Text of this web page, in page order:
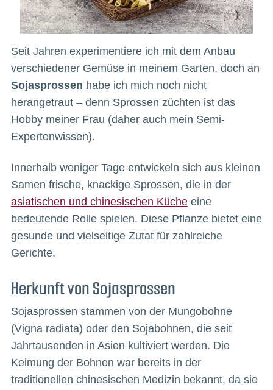
Seit Jahren experimentiere ich mit dem Anbau
verschiedener Gemüse in meinem Garten, doch an
Sojasprossen habe ich mich noch nicht
herangetraut – denn Sprossen züchten ist das
Hobby meiner Frau (daher auch mein Semi-
Expertenwissen).
Innerhalb weniger Tage entwickeln sich aus kleinen
Samen frische, knackige Sprossen, die in der
asiatischen und chinesischen Kücheeine
bedeutende Rolle spielen. Diese Pflanze bietet eine
gesunde und vielseitige Zutat für zahlreiche
Gerichte.
Herkunft von Sojasprossen
Sojasprossen stammen von der Mungobohne
(Vigna radiata) oder den Sojabohnen, die seit
Jahrtausenden in Asien kultiviert werden. Die
Keimung der Bohnen war bereits in der
traditionellen chinesischen Medizin bekannt, da sie